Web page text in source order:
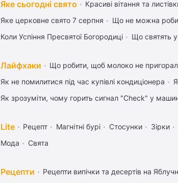
Яке сьогодні свято Красиві вітання та
Яке церковне свято 7 серпня
Що не можна
Коли Успіння Пресвятої Богородиці
Що святять
Лайфхаки Що робити, щоб молоко не
Як не помилитися під час купівлі кондиціонера
Як зрозуміти, чому горить сигнал "Check" у
Lite Рецепт Магнітні бурі Стосунки Зірки
Мода
Свята
Рецепти Рецепти випічки та десертів на